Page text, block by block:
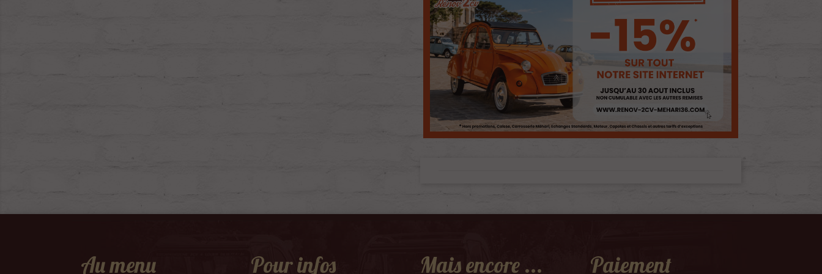
Au menu Pour infos Mais encore ... Paiement